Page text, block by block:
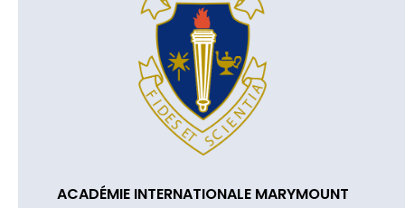
ACADÉMIE INTERNATIONALE MARYMOUNT